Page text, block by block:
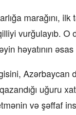
marağını, ilk
vurğulayıb. O
həyatının
Azərbaycan
uğuru
və şəffaf